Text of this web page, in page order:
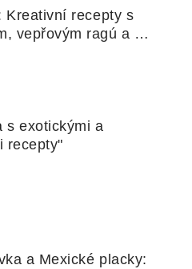
Kreativní recepty s
vepřovým ragú a
s exotickými a
recepty"
a Mexické placky: